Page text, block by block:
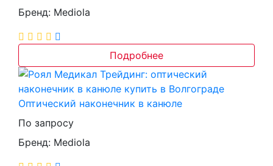
Бренд: Mediola
Подробнее
Оптический наконечник в канюле
По запросу
Бренд: Mediola